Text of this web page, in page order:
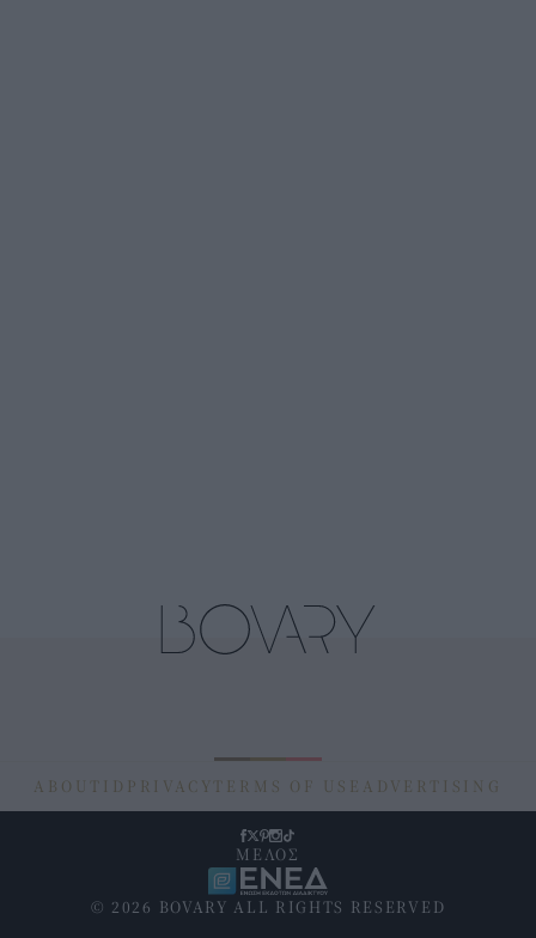
ABOUT ID PRIVACY TERMS OF USE ADVERTISING
© 2026 BOVARY ALL RIGHTS RESERVED
ΜΕΛΟΣ